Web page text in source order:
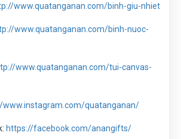
www.quatanganan.com/binh-giu-nhiet
www.quatanganan.com/binh-nuoc-
www.quatanganan.com/tui-canvas-
www.instagram.com/quatanganan/
https://facebook.com/anangifts/